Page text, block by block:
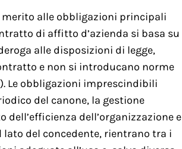
alle obbligazioni principali
di affitto d’azienda si basa su
alle disposizioni di legge,
e non si introducano norme
Le obbligazioni imprescindibili
del canone, la gestione
dell’organizzazione e
del concedente, rientrano tra i